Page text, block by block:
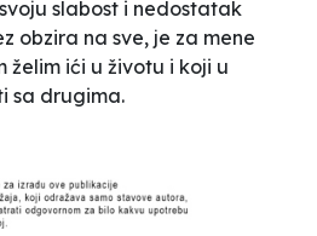
slabost i nedostatak
obzira na sve, je za mene
želim ići u životu i koji u
sa drugima.